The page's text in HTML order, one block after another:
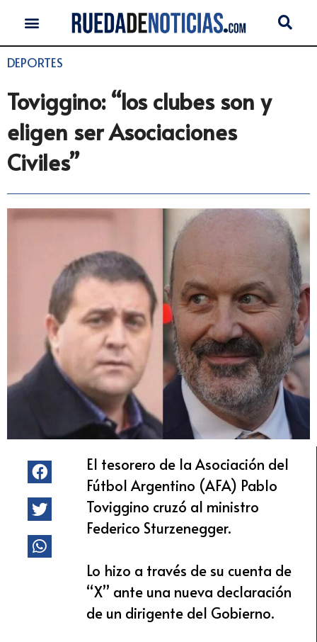
DEPORTES
Toviggino: “los clubes son y
eligen ser Asociaciones
Civiles”
El tesorero de la Asociación del
Fútbol Argentino (AFA) Pablo
Toviggino cruzó al ministro
Federico Sturzenegger.
Lo hizo a través de su cuenta de
“X” ante una nueva declaración
de un dirigente del Gobierno.